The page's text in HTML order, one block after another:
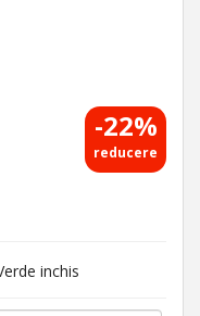
-22%
reducere
inchis